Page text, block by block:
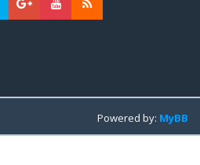
Powered by:MyBB